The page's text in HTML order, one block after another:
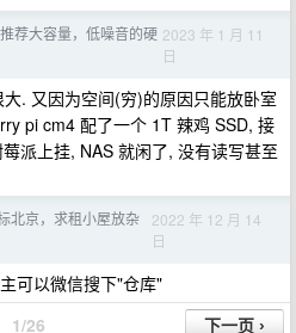
荐大容量，低噪音的硬 2023 年 1 月 11
日
. 又因为空间(穷)的原因只能放卧室
pi cm4 配了一个 1T 辣鸡 SSD, 接
派上挂, NAS 就闲了, 没有读写甚至
北京，求租小屋放杂
2022 年 12 月 14
日
可以微信搜下"仓库"
1/26